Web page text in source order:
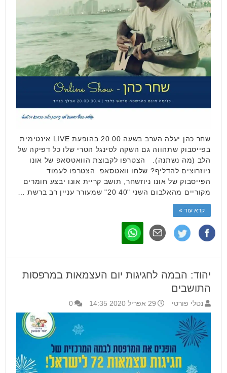
שחר כהן יעלה הערב בשעה 20:00 בהופעת LIVE אינטימית
בפייסבוק שתהווה גם השקה לסינגל הטרי שלו כל דפיקה של
הלב (מה נשתנה). הצטרפו לקבוצת הוואטסאפ של אונו
ניוזרוצים להדליף? שלחו וואטסאפ הצטרפו לעמוד
הפייסבוק של אונו ניוזשחר, תושב קריית אונו יבצע חומרים
מקוריים מהאלבום השני "40 20" שמעורר עניין רב ברשת …
קרא עוד »
יהוד: הבמה לחגיגות יום העצמאות במרפסות
התושבים
נטלי פורטי 29 אפריל 2020 14:35 0